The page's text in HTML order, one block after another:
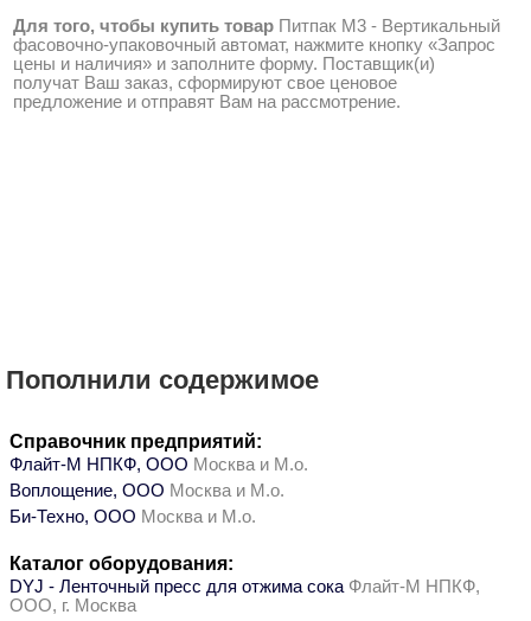
Для того, чтобы купить товар Питпак М3 - Вертикальный
фасовочно-упаковочный автомат, нажмите кнопку «Запрос
цены и наличия» и заполните форму. Поставщик(и)
получат Ваш заказ, сформируют свое ценовое
предложение и отправят Вам на рассмотрение.
Пополнили содержимое
Справочник предприятий:
Флайт-М НПКФ, ООО Москва и М.о.
Воплощение, ООО Москва и М.о.
Би-Техно, ООО Москва и М.о.
Каталог оборудования:
DYJ - Ленточный пресс для отжима сока Флайт-М НПКФ,
ООО, г. Москва